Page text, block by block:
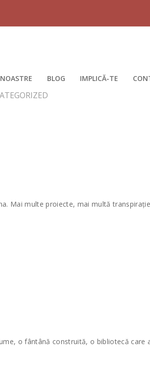
BLOG IMPLICĂ-TE
Mai multe proiecte, mai multă
o fântână construită, o bibliotecă care